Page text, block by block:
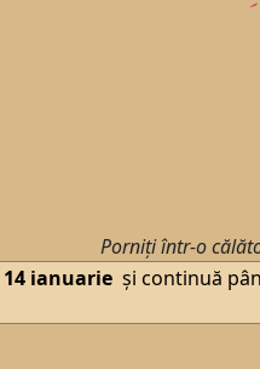
Porniți într-o
14 ianuarie și continuă